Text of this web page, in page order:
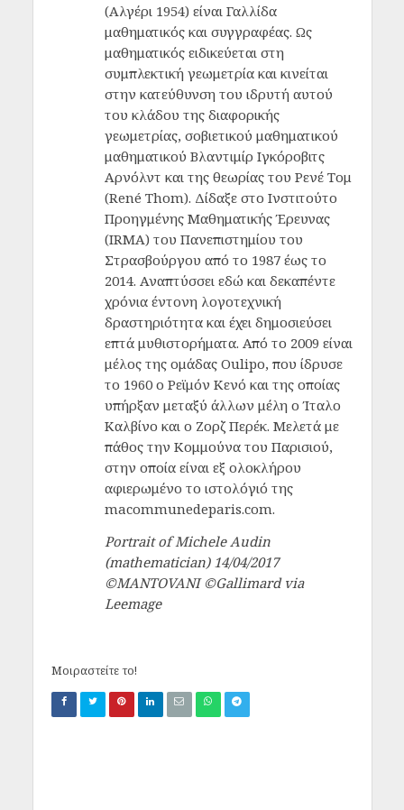
(Αλγέρι 1954) είναι Γαλλίδα
μαθηματικός και συγγραφέας. Ως
μαθηματικός ειδικεύεται στη
συμπλεκτική γεωμετρία και κινείται
στην κατεύθυνση του ιδρυτή αυτού
του κλάδου της διαφορικής
γεωμετρίας, σοβιετικού μαθηματικού
μαθηματικού Βλαντιμίρ Ιγκόροβιτς
Αρνόλντ και της θεωρίας του Ρενέ Τομ
(René Thom). Δίδαξε στο Ινστιτούτο
Προηγμένης Μαθηματικής Έρευνας
(IRMA) του Πανεπιστημίου του
Στρασβούργου από το 1987 έως το
2014. Αναπτύσσει εδώ και δεκαπέντε
χρόνια έντονη λογοτεχνική
δραστηριότητα και έχει δημοσιεύσει
επτά μυθιστορήματα. Από το 2009 είναι
μέλος της ομάδας Oulipo, που ίδρυσε
το 1960 ο Ρεϊμόν Κενό και της οποίας
υπήρξαν μεταξύ άλλων μέλη ο Ίταλο
Καλβίνο και ο Ζορζ Περέκ. Μελετά με
πάθος την Κομμούνα του Παρισιού,
στην οποία είναι εξ ολοκλήρου
αφιερωμένο το ιστολόγιό της
macommunedeparis.com.
Portrait of Michele Audin
(mathematician) 14/04/2017
©MANTOVANI ©Gallimard via
Leemage
Μοιραστείτε το!